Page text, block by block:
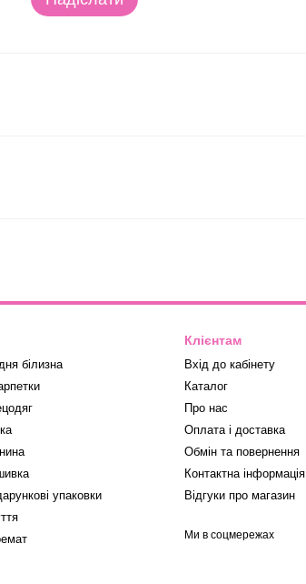
білизна
упаковки
Клієнтам
Вхід до кабінету
Каталог
Про нас
Оплата і доставка
Обмін та повернення
Контактна інформація
Відгуки про магазин
Ми в соцмережах